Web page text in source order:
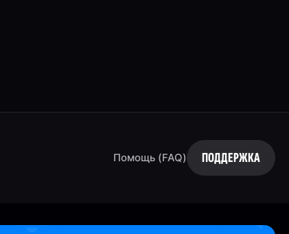
Помощь (FAQ) ПОДДЕРЖКА